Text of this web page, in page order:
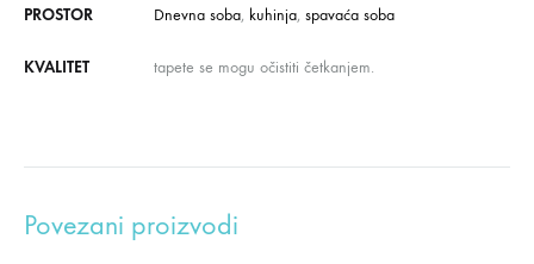
PROSTOR Dnevna soba, kuhinja, spavaća soba
KVALITET tapete se mogu očistiti četkanjem.
Povezani proizvodi